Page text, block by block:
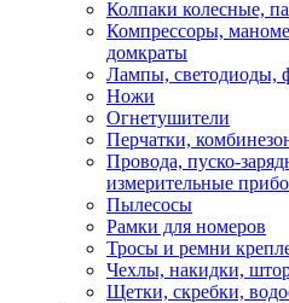
Колпаки колесные,
Компрессоры,
домкраты
Лампы, светодиоды,
Ножи
Огнетушители
Перчатки,
Провода, пуско-
измерительные
Пылесосы
Рамки для номеров
Тросы и ремни
Чехлы, накидки,
Щетки, скребки,